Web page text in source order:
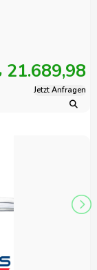
21.689,98
Jetzt Anfragen